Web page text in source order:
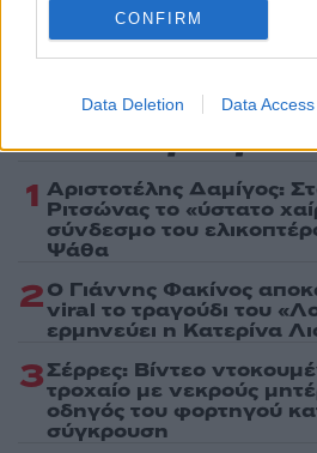
CONFIRM
Data Deletion Data Access
Πιο
1 Αριστοτέλης Δαμίγος:
Ριτσώνας το «ύστατο
σύνδεσμο του
Ψάθα
2Ο Γιάννης Φακίνος
viral το τραγούδι του
ερμηνεύει η Κατερίνα
3Σέρρες: Βίντεο
τροχαίο με νεκρούς
οδηγός του φορτηγού
σύγκρουση